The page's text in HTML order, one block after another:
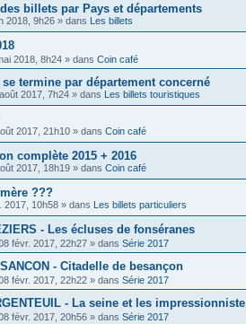
billets par Pays et départements
2018, 9h26 » dans Les billets
2018, 8h24 » dans Coin café
termine par département concerné
2017, 7h24 » dans Les billets touristiques
2017, 21h10 » dans Coin café
complète 2015 + 2016
2017, 18h19 » dans Coin café
???
2017, 10h58 » dans Les billets particuliers
- Les écluses de fonséranes
févr. 2017, 22h27 » dans Série 2017
- Citadelle de besançon
févr. 2017, 22h22 » dans Série 2017
- La seine et les impressionniste
févr. 2017, 20h56 » dans Série 2017